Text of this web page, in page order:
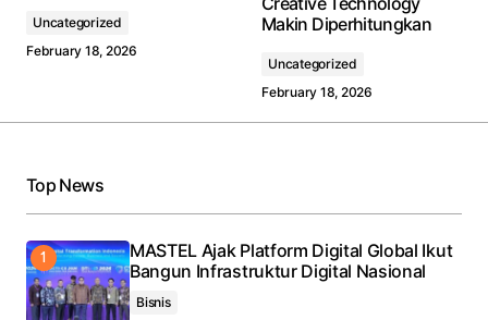
Uncategorized
February 18, 2026
Makin Diperhitungkan
Uncategorized
February 18, 2026
Top News
MASTEL Ajak Platform Digital Global Ikut
Bangun Infrastruktur Digital Nasional
Bisnis